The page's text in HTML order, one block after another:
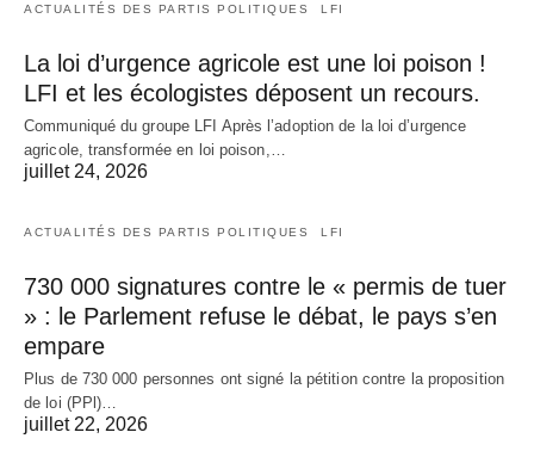
ACTUALITÉS DES PARTIS POLITIQUES LFI
La loi d’urgence agricole est une loi poison !
LFI et les écologistes déposent un recours.
Communiqué du groupe LFI Après l’adoption de la loi d’urgence
agricole, transformée en loi poison,…
juillet 24, 2026
ACTUALITÉS DES PARTIS POLITIQUES LFI
730 000 signatures contre le « permis de tuer
» : le Parlement refuse le débat, le pays s’en
empare
Plus de 730 000 personnes ont signé la pétition contre la proposition
de loi (PPl)…
juillet 22, 2026